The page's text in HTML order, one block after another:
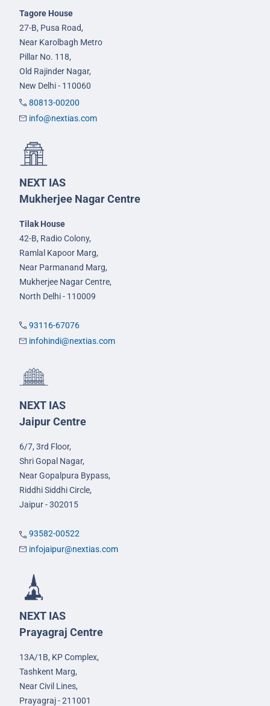
Tagore House
27-B, Pusa Road,
Near Karolbagh Metro
Pillar No. 118,
Old Rajinder Nagar,
New Delhi - 110060
80813-00200
info@nextias.com
NEXT IAS
Mukherjee Nagar Centre
Tilak House
42-B, Radio Colony,
Ramlal Kapoor Marg,
Near Parmanand Marg,
Mukherjee Nagar Centre,
North Delhi - 110009
93116-67076
infohindi@nextias.com
NEXT IAS
Jaipur Centre
6/7, 3rd Floor,
Shri Gopal Nagar,
Near Gopalpura Bypass,
Riddhi Siddhi Circle,
Jaipur - 302015
93582-00522
infojaipur@nextias.com
NEXT IAS
Prayagraj Centre
13A/1B, KP Complex,
Tashkent Marg,
Near Civil Lines,
Prayagraj - 211001